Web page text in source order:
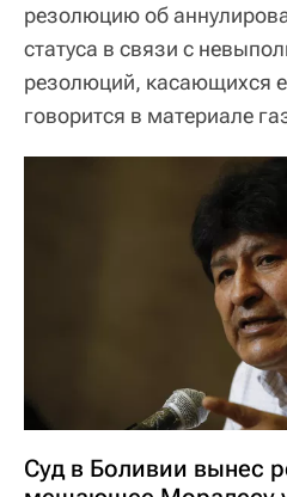
резолюцию об
статуса в связи с
резолюций, касающихся
говорится в материале
Суд в Боливии вынес